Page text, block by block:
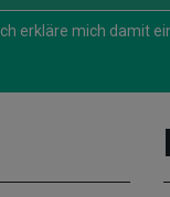
Ich erkläre mich damit